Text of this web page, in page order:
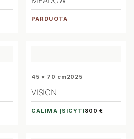
PARDUOTA
45 × 70 cm2025
VISION
GALIMA ĮSIGYTI800 €